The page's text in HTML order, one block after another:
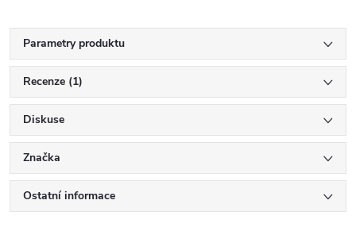
Parametry produktu
Recenze (1)
Diskuse
Značka
Ostatní informace